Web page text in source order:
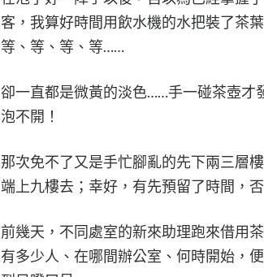
客，我算好時間用飲水機的水把裝了茶
等、等、等、等……
卻一直都是微黃的淡色……手一碰茶壺才
泡不開！
那次免不了又是手忙腳亂的先下兩三層
端上九樓去；幸好，有先預留了時間，
前幾天，不同處室的新來助理跑來借用
有多少人、在哪間辦公室、何時開始，